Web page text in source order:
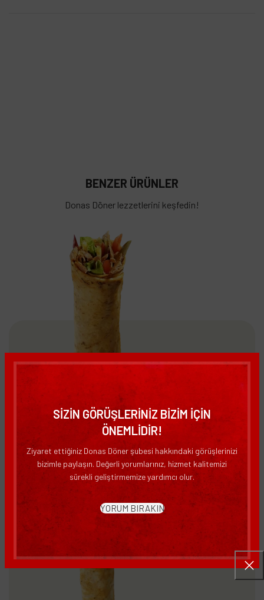
SİZİN GÖRÜŞLERİNİZ BİZİM İÇİN
ÖNEMLİDİR!
Ziyaret ettiğiniz Donas Döner şubesi hakkındaki görüşlerinizi
bizimle paylaşın. Değerli yorumlarınız, hizmet kalitemizi
sürekli geliştirmemize yardımcı olur.
YORUM BIRAKIN
BENZER ÜRÜNLER
Donas Döner lezzetlerini keşfedin!
Donas Bol Et Dürüm Döner – 80gr
Dönerler
Devamını Oku